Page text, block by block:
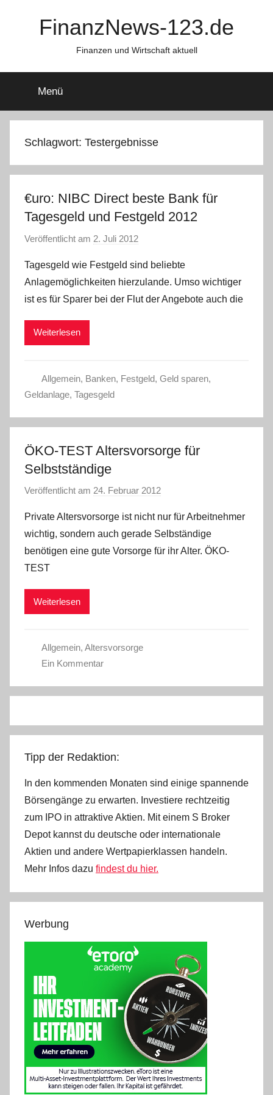
FinanzNews-123.de
Finanzen und Wirtschaft aktuell
Menü
Schlagwort: Testergebnisse
€uro: NIBC Direct beste Bank für
Tagesgeld und Festgeld 2012
Veröffentlicht am 2. Juli 2012
n
C
h
e
.
Tagesgeld wie Festgeld sind beliebte
Anlagemöglichkeiten hierzulande. Umso wichtiger
ist es für Sparer bei der Flut der Angebote auch die
Weiterlesen
Allgemein, Banken, Festgeld, Geld sparen,
Geldanlage, Tagesgeld
ÖKO-TEST Altersvorsorge für
Selbstständige
Veröffentlicht am 24. Februar 2012
n
P
r
Private Altersvorsorge ist nicht nur für Arbeitnehmer
wichtig, sondern auch gerade Selbständige
benötigen eine gute Vorsorge für ihr Alter. ÖKO-
TEST
Weiterlesen
Allgemein, Altersvorsorge
Ein Kommentar
Tipp der Redaktion:
In den kommenden Monaten sind einige spannende
Börsengänge zu erwarten. Investiere rechtzeitig
zum IPO in attraktive Aktien. Mit einem S Broker
Depot kannst du deutsche oder internationale
Aktien und andere Wertpapierklassen handeln.
Mehr Infos dazu findest du hier.
Werbung